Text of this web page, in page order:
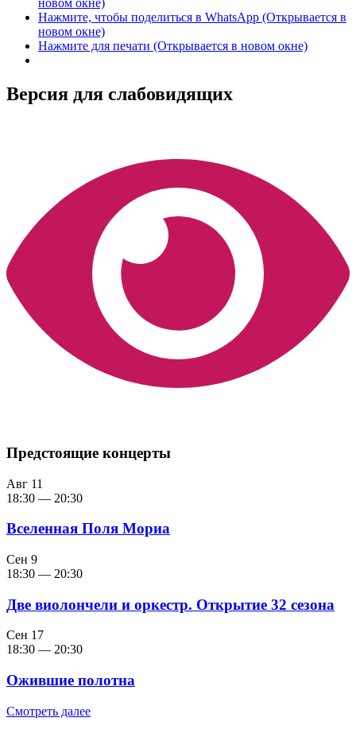
новом окне)
Нажмите, чтобы поделиться в WhatsApp (Открывается в
новом окне)
Нажмите для печати (Открывается в новом окне)
Версия для слабовидящих
Предстоящие концерты
Авг 11
18:30 — 20:30
Вселенная Поля Мориа
Сен 9
18:30 — 20:30
Две виолончели и оркестр. Открытие 32 сезона
Сен 17
18:30 — 20:30
Ожившие полотна
Смотреть далее